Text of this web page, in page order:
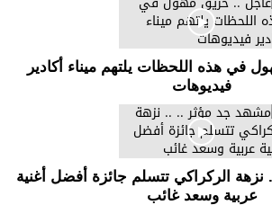
في هذه اللحظات يلتهم ميناء أكادير
فيديوهات
الركراكي تتسلم جائزة أفضل أغنية
عربية وسعد غائب